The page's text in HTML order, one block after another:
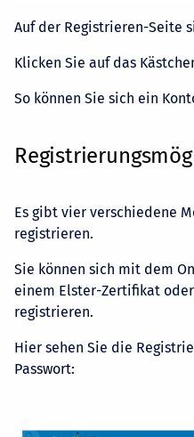
Auf der Registrieren-Seite
Klicken Sie auf das
So können Sie sich ein
Es gibt vier verschiedene
registrieren.
Sie können sich mit dem
einem Elster-Zertifikat
registrieren.
Hier sehen Sie die
Passwort: